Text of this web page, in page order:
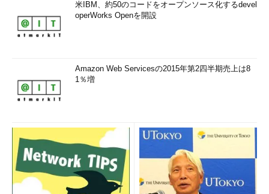
米IBM、約50のコードをオープンソース化するdevel
operWorks Openを開設
Amazon Web Servicesの2015年第2四半期売上は8
1％増